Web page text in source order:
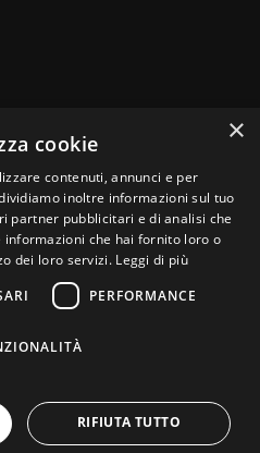
Privacy PolicyCookie Policy
×
cookie
contenuti, annunci e per
inoltre informazioni sul tuo
partner pubblicitari e di analisi che
che hai fornito loro o
dei loro servizi. Leggi di più
PERFORMANCE
RIFIUTA TUTTO